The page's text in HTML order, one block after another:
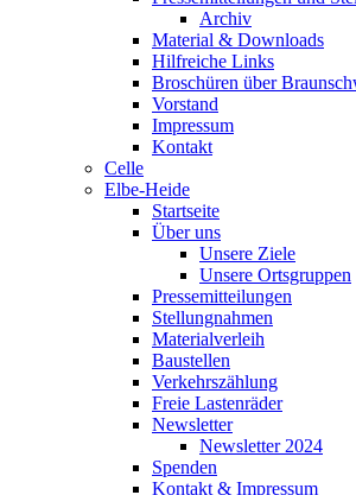
Archiv
Material & Downloads
Hilfreiche Links
Broschüren über
Vorstand
Impressum
Kontakt
Celle
Elbe-Heide
Startseite
Über uns
Unsere Ziele
Unsere Ortsgruppen
Pressemitteilungen
Stellungnahmen
Materialverleih
Baustellen
Verkehrszählung
Freie Lastenräder
Newsletter
Newsletter 2024
Spenden
Kontakt & Impressum